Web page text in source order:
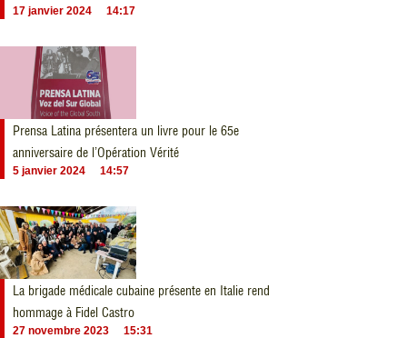
17 janvier 2024 14:17
Prensa Latina présentera un livre pour le 65e
anniversaire de l’Opération Vérité
5 janvier 2024 14:57
La brigade médicale cubaine présente en Italie rend
hommage à Fidel Castro
27 novembre 2023 15:31